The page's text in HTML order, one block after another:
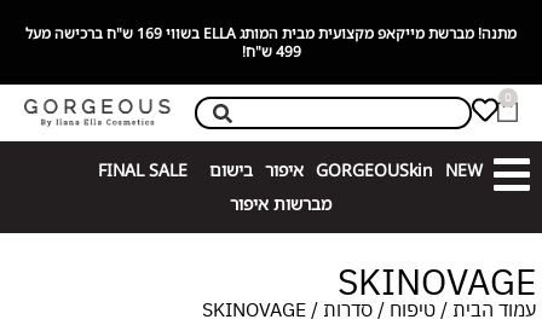
מתנה! מברשת מייקאפ מקצועית מבית המותג ELLA בשווי 169 ש"ח ברכישה מעל
499 ש"ח!
0
NEW
GORGEOUSkin איפור בישום
FINAL SALE
מברשות איפור
SKINOVAGE
עמוד הבית / טיפוח / סדרות / SKINOVAGE